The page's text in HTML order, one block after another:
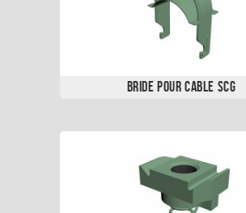
Bride pour Cable SCG